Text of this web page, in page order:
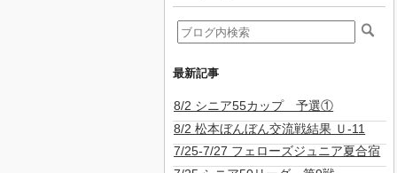
最新記事
8/2 シニア55カップ 予選①
8/2 松本ぼんぼん交流戦結果 Ｕ-11
7/25-7/27 フェローズジュニア夏合宿